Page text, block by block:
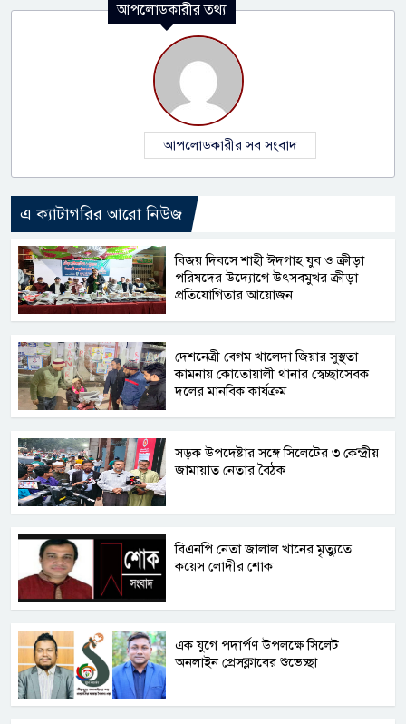
আপলোডকারীর তথ্য
আপলোডকারীর সব সংবাদ
এ ক্যাটাগরির আরো নিউজ
বিজয় দিবসে শাহী ঈদগাহ যুব ও ক্রীড়া
পরিষদের উদ্যোগে উৎসবমুখর ক্রীড়া
প্রতিযোগিতার আয়োজন
দেশনেত্রী বেগম খালেদা জিয়ার সুস্থতা
কামনায় কোতোয়ালী থানার স্বেচ্ছাসেবক
দলের মানবিক কার্যক্রম
সড়ক উপদেষ্টার সঙ্গে সিলেটের ৩ কেন্দ্রীয়
জামায়াত নেতার বৈঠক
বিএনপি নেতা জালাল খানের মৃত্যুতে
কয়েস লোদীর শোক
এক যুগে পদার্পণ উপলক্ষে সিলেট
অনলাইন প্রেসক্লাবের শুভেচ্ছা